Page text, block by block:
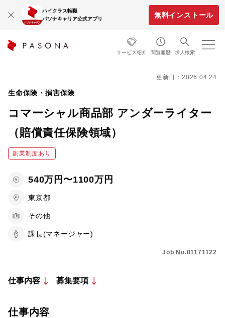
ハイクラス転職
パソナキャリア公式アプリ
無料インストール
サービス紹介 閲覧履歴 求人検索
更新日：2026.04.24
生命保険・損害保険
コマーシャル商品部 アンダーライター
（賠償責任保険領域）
副業制度あり
540万円〜1100万円
東京都
その他
課長(マネージャー)
Job No.81171122
仕事内容 募集要項
仕事内容